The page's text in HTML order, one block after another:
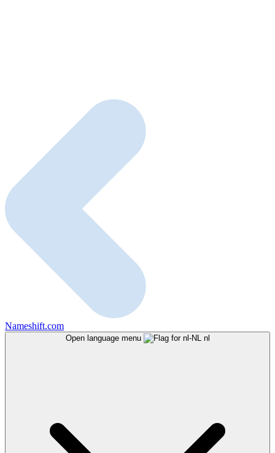
Nameshift.com
Open language menu nl